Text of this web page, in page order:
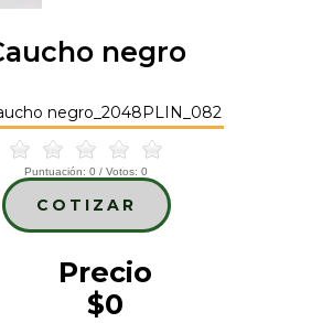
negro
negro_2048PLIN_082
Puntuación: 0 / Votos: 0
COTIZAR
Precio
$0